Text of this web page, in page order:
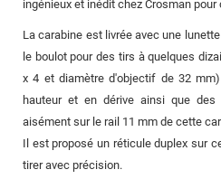
ingénieux et inédit chez Crosman pour
La carabine est livrée avec une
le boulot pour des tirs à quelques
x 4 et diamètre d'objectif de 32
hauteur et en dérive ainsi que
aisément sur le rail 11 mm de cette
Il est proposé un réticule duplex sur
tirer avec précision.